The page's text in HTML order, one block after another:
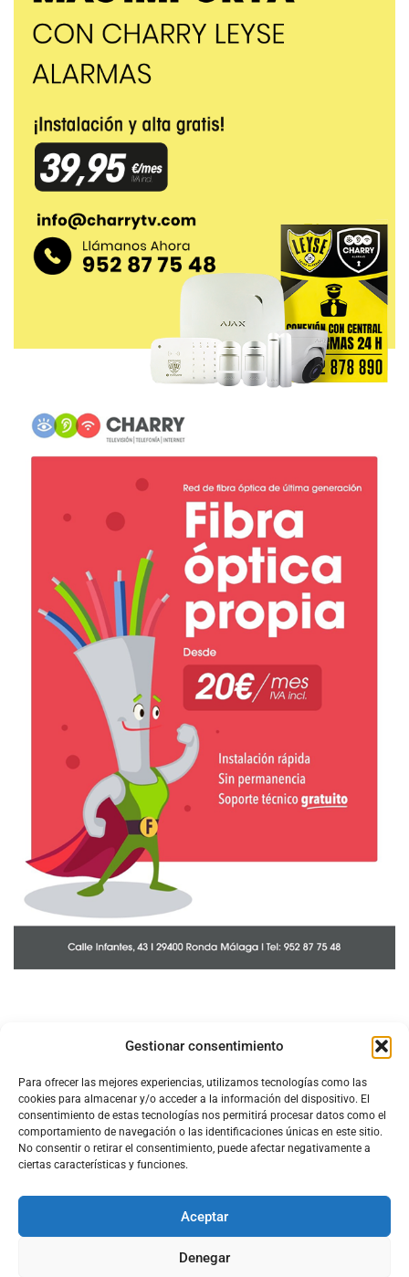
Gestionar consentimiento
Para ofrecer las mejores experiencias, utilizamos tecnologías como las
cookies para almacenar y/o acceder a la información del dispositivo. El
consentimiento de estas tecnologías nos permitirá procesar datos como el
comportamiento de navegación o las identificaciones únicas en este sitio.
No consentir o retirar el consentimiento, puede afectar negativamente a
ciertas características y funciones.
Aceptar
Denegar